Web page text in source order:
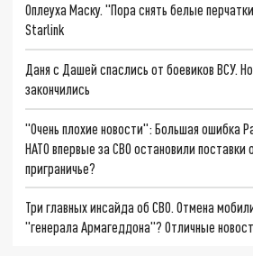
Оплеуха Маску. "Пора снять белые
Starlink
Даня с Дашей спаслись от боевиков ВСУ.
закончились
"Очень плохие новости": Большая ошибка
НАТО впервые за СВО остановили поставки
приграничье?
Три главных инсайда об СВО. Отмена
"генерала Армагеддона"? Отличные